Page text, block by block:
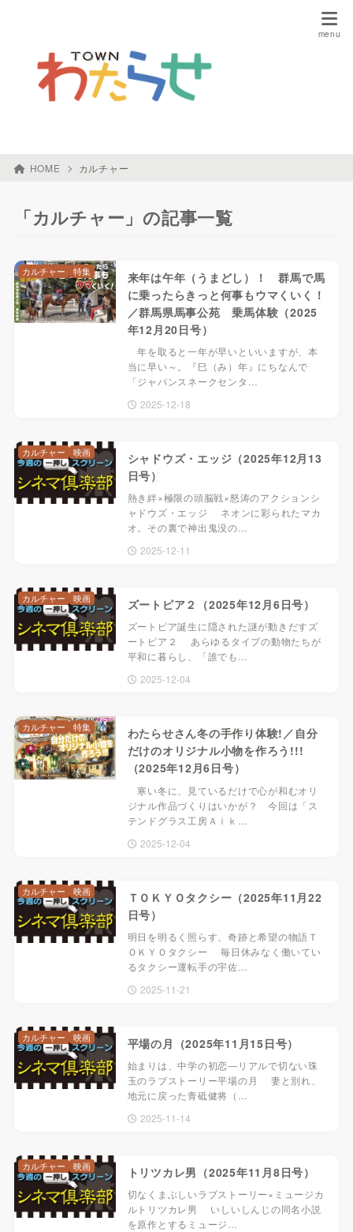
HOME カルチャー
「カルチャー」の記事一覧
来年は午年（うまどし）！ 群馬で馬
に乗ったらきっと何事もウマくいく！
／群馬県馬事公苑 乗馬体験（2025
年12月20日号）
年を取ると一年が早いといいますが、本
当に早い～。『巳（み）年』にちなんで
「ジャパンスネークセンタ…
2025-12-18
カルチャー 特集
シャドウズ・エッジ（2025年12月13
日号）
熱き絆×極限の頭脳戦×怒涛のアクションシ
ャドウズ・エッジ ネオンに彩られたマカ
オ。その裏で神出鬼没の…
2025-12-11
カルチャー 映画
ズートピア２（2025年12月6日号）
ズートピア誕生に隠された謎が動きだすズ
ートピア２ あらゆるタイプの動物たちが
平和に暮らし、「誰でも…
2025-12-04
カルチャー 映画
わたらせさん冬の手作り体験!／自分
だけのオリジナル小物を作ろう!!!
（2025年12月6日号）
寒い冬に、見ているだけで心が和むオリ
ジナル作品づくりはいかが？ 今回は「ス
テンドグラス工房Ａｉｋ…
2025-12-04
カルチャー 特集
ＴＯＫＹＯタクシー（2025年11月22
日号）
明日を明るく照らす、奇跡と希望の物語Ｔ
ＯＫＹＯタクシー 毎日休みなく働いてい
るタクシー運転手の宇佐…
2025-11-21
カルチャー 映画
平場の月（2025年11月15日号）
始まりは、中学の初恋―リアルで切ない珠
玉のラブストーリー平場の月 妻と別れ、
地元に戻った青砥健将（…
2025-11-14
カルチャー 映画
トリツカレ男（2025年11月8日号）
切なくまぶしいラブストーリー×ミュージカ
ルトリツカレ男 いしいしんじの同名小説
を原作とするミュージ…
カルチャー 映画